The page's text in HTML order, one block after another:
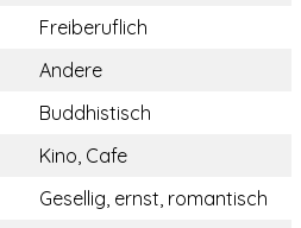
Freiberuflich
Andere
Buddhistisch
Kino, Cafe
Gesellig, ernst, romantisch